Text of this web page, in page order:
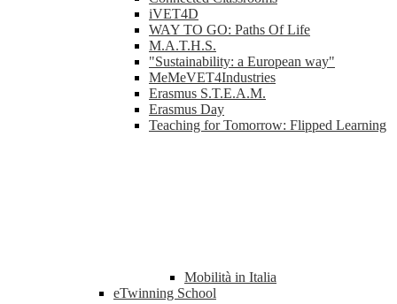
iVET4D
WAY TO GO: Paths Of Life
M.A.T.H.S.
"Sustainability: a European way"
MeMeVET4Industries
Erasmus S.T.E.A.M.
Erasmus Day
Teaching for Tomorrow: Flipped Learning
Mobilità in Italia
eTwinning School